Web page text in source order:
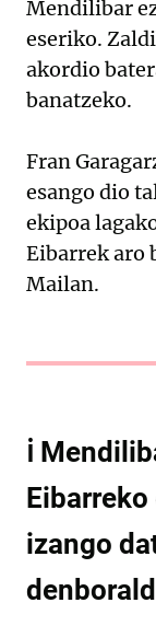
Mendilibar
eseriko.
akordio
banatzeko.
Fran
esango dio
ekipoa
Eibarrek aro
Mailan.
ℹ️
izango